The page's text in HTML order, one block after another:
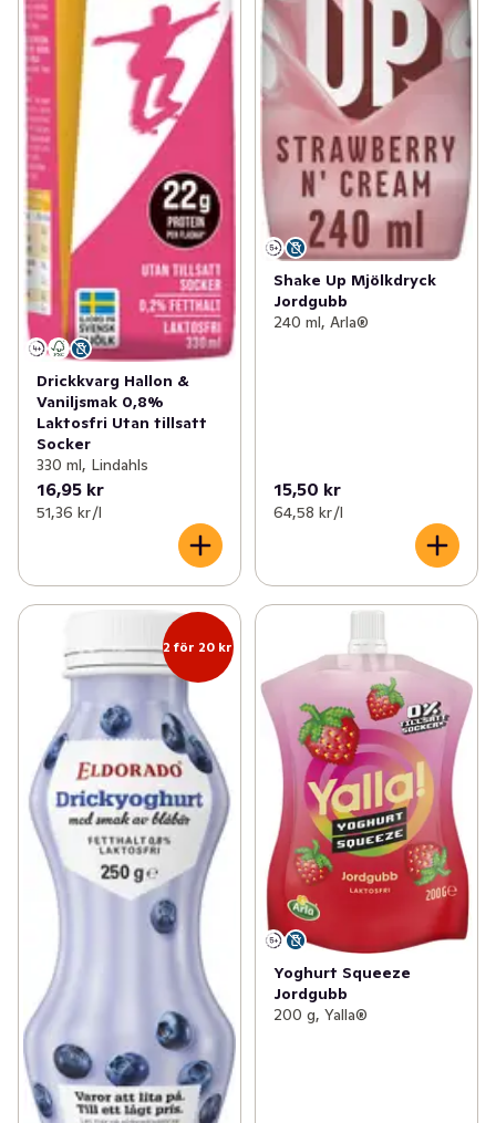
Drickkvarg Hallon &
Vaniljsmak 0,8%
Laktosfri Utan tillsatt
Socker
330 ml, Lindahls
16,95 kr
51,36 kr /l
Shake Up Mjölkdryck
Jordgubb
240 ml, Arla®
15,50 kr
64,58 kr /l
2 för 20 kr
Yoghurt Squeeze
Jordgubb
200 g, Yalla®